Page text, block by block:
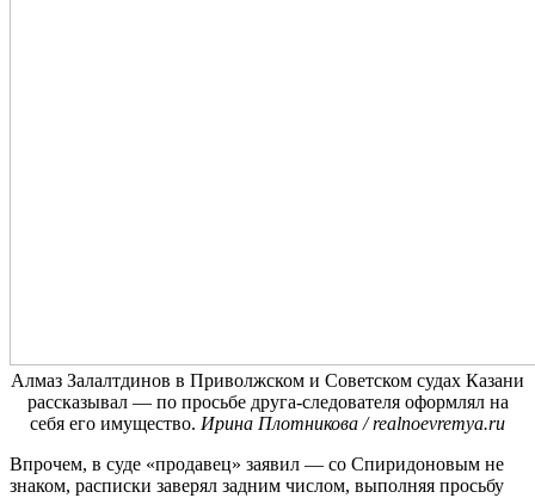
Алмаз Залалтдинов в Приволжском и Советском судах Казани
рассказывал — по просьбе друга-следователя оформлял на
себя его имущество. Ирина Плотникова / realnoevremya.ru
Впрочем, в суде «продавец» заявил — со Спиридоновым не
знаком, расписки заверял задним числом, выполняя просьбу